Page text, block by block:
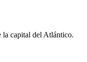
la capital del Atlántico.